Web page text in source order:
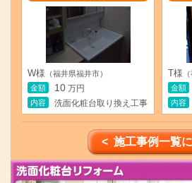
W様 （福井県福井市）
金額
10 万円
内容
洗面化粧台取り換え工事
T様
金額
内容
< 施工事例一覧